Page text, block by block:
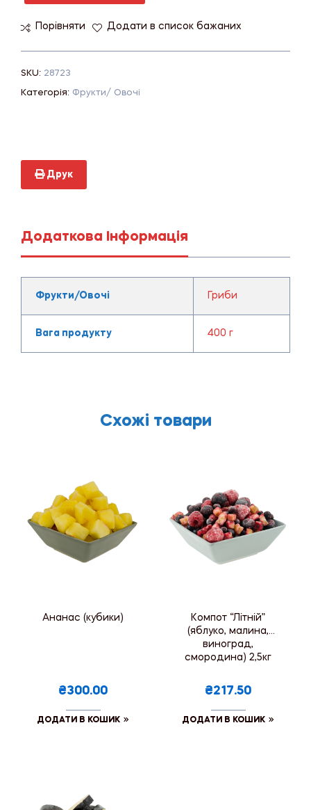
Порівняти Додати в список бажаних
SKU: 28723
Категорія: Фрукти/ Овочі
Друк
Додаткова Інформація
Фрукти/Овочі Гриби
Вага продукту 400 г
Схожі товари
Ананас (кубики)
₴300.00
ДОДАТИ В КОШИК
Компот “Літній”
(яблуко, малина,
виноград,
смородина) 2,5кг
₴217.50
ДОДАТИ В КОШИК